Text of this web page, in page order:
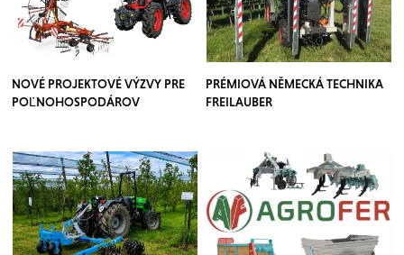
NOVÉ PROJEKTOVÉ VÝZVY PRE
POĽNOHOSPODÁROV
PRÉMIOVÁ NĚMECKÁ TECHNIKA
FREILAUBER